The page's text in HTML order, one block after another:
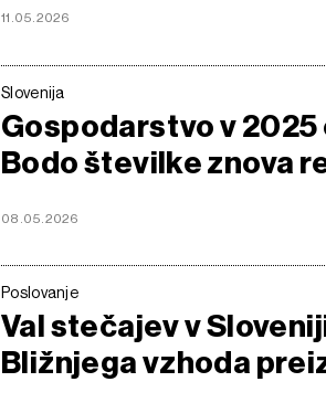
11.05.2026
Slovenija
Gospodarstvo v
Bodo številke znova
08.05.2026
Poslovanje
Val stečajev v
Bližnjega vzhoda